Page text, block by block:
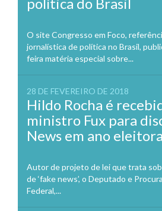
O site Congresso em Foco,
jornalística de política no Brasil,
feira matéria especial sobre...
28 DE FEVEREIRO DE 2018
Hildo Rocha é
ministro Fux para
News em ano
Autor de projeto de lei que trata
de ‘fake news’, o Deputado e
Federal,...